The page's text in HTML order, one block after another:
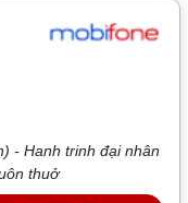
- Hanh trinh đại nhân
thuở